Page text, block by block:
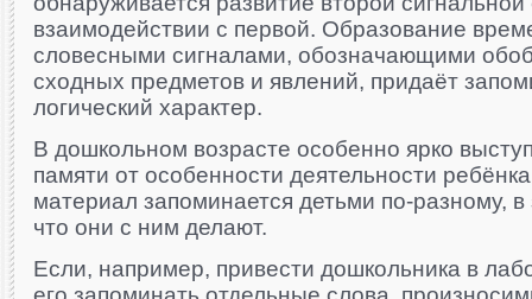
взаимодействии с первой. Образование
словесными сигналами, обозначающими
сходных предметов и явлений, придаёт
логический характер.
В дошкольном возрасте особенно ярко
памяти от особенности деятельности
материал запоминается детьми по-разному, в
что они с ним делают.
Если, например, привести дошкольника в